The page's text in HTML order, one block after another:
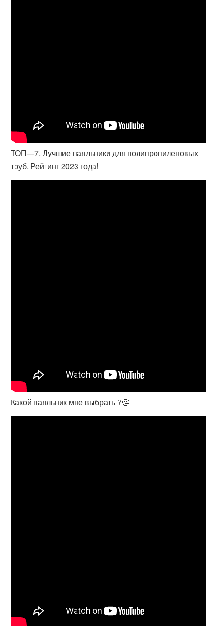
ТОП—7. Лучшие паяльники для полипропиленовых
труб. Рейтинг 2023 года!
Какой паяльник мне выбрать ?🤔